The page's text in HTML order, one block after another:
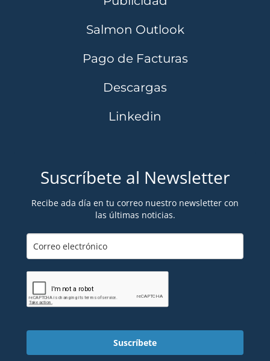
Salmon Outlook
Pago de Facturas
Descargas
Linkedin
Suscríbete al Newsletter
Recibe ada día en tu correo nuestro newsletter con
las últimas noticias.
Suscríbete